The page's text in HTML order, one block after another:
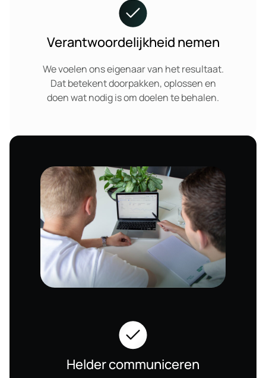
Verantwoordelijkheid nemen
We voelen ons eigenaar van het resultaat.
Dat betekent doorpakken, oplossen en
doen wat nodig is om doelen te behalen.
Helder communiceren